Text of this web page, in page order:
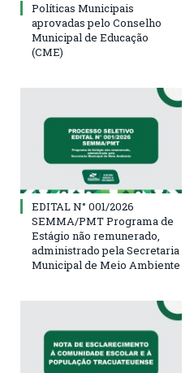
Políticas Municipais
aprovadas pelo Conselho
Municipal de Educação
(CME)
EDITAL N° 001/2026
SEMMA/PMT Programa de
Estágio não remunerado,
administrado pela Secretaria
Municipal de Meio Ambiente